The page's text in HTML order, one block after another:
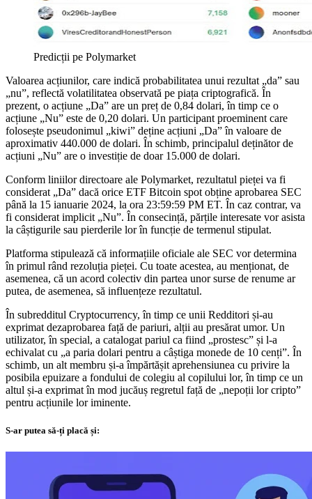
Predicții pe Polymarket
Valoarea acțiunilor, care indică probabilitatea unui rezultat „da” sau
„nu”, reflectă volatilitatea observată pe piața criptografică. În
prezent, o acțiune „Da” are un preț de 0,84 dolari, în timp ce o
acțiune „Nu” este de 0,20 dolari. Un participant proeminent care
folosește pseudonimul „kiwi” deține acțiuni „Da” în valoare de
aproximativ 440.000 de dolari. În schimb, principalul deținător de
acțiuni „Nu” are o investiție de doar 15.000 de dolari.
Conform liniilor directoare ale Polymarket, rezultatul pieței va fi
considerat „Da” dacă orice ETF Bitcoin spot obține aprobarea SEC
până la 15 ianuarie 2024, la ora 23:59:59 PM ET. În caz contrar, va
fi considerat implicit „Nu”. În consecință, părțile interesate vor asista
la câștigurile sau pierderile lor în funcție de termenul stipulat.
Platforma stipulează că informațiile oficiale ale SEC vor determina
în primul rând rezoluția pieței. Cu toate acestea, au menționat, de
asemenea, că un acord colectiv din partea unor surse de renume ar
putea, de asemenea, să influențeze rezultatul.
În subredditul Cryptocurrency, în timp ce unii Redditori și-au
exprimat dezaprobarea față de pariuri, alții au presărat umor. Un
utilizator, în special, a catalogat pariul ca fiind „prostesc” și l-a
echivalat cu „a paria dolari pentru a câștiga monede de 10 cenți”. În
schimb, un alt membru și-a împărtășit aprehensiunea cu privire la
posibila epuizare a fondului de colegiu al copilului lor, în timp ce un
altul și-a exprimat în mod jucăuș regretul față de „nepoții lor cripto”
pentru acțiunile lor iminente.
S-ar putea să-ți placă și: